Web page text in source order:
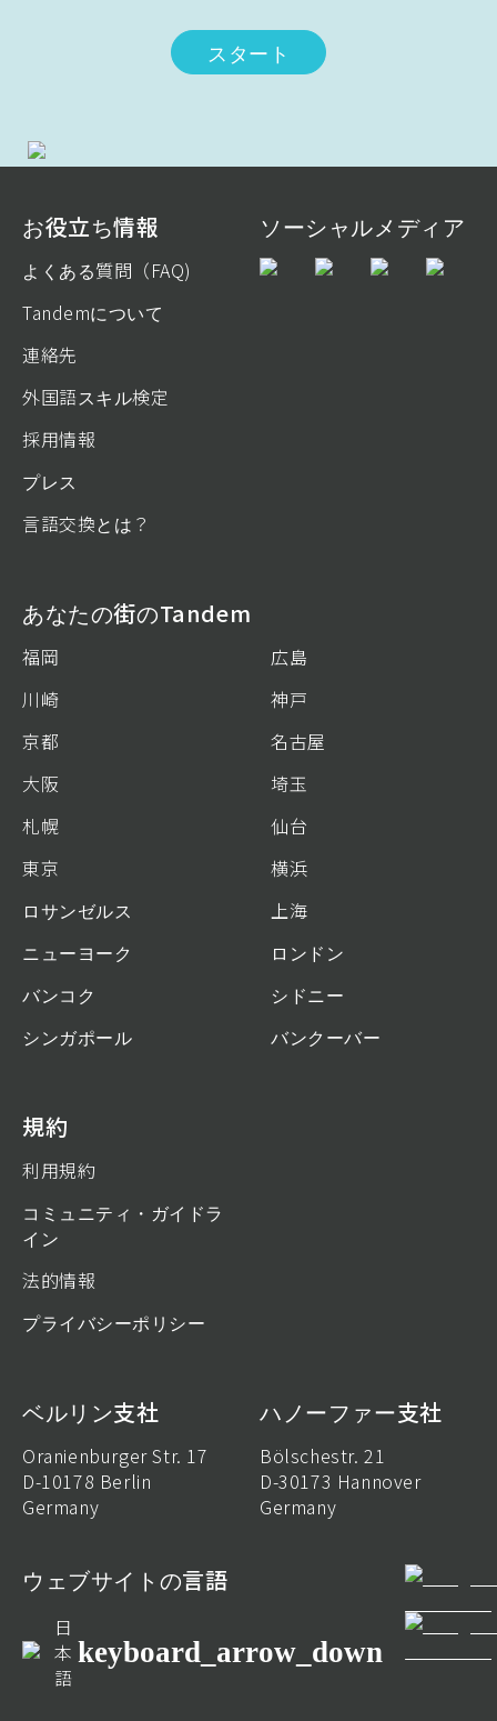
スタート
お役立ち情報
よくある質問（FAQ)
Tandemについて
連絡先
外国語スキル検定
採用情報
プレス
言語交換とは？
ソーシャルメディア
あなたの街のTandem
福岡
広島
川崎
神戸
京都
名古屋
大阪
埼玉
札幌
仙台
東京
横浜
ロサンゼルス
上海
ニューヨーク
ロンドン
バンコク
シドニー
シンガポール
バンクーバー
規約
利用規約
コミュニティ・ガイドラ
イン
法的情報
プライバシーポリシー
ベルリン支社
Oranienburger Str. 17
D-10178 Berlin
Germany
ハノーファー支社
Bölschestr. 21
D-30173 Hannover
Germany
ウェブサイトの言語
日
本
語
keyboard_arrow_down